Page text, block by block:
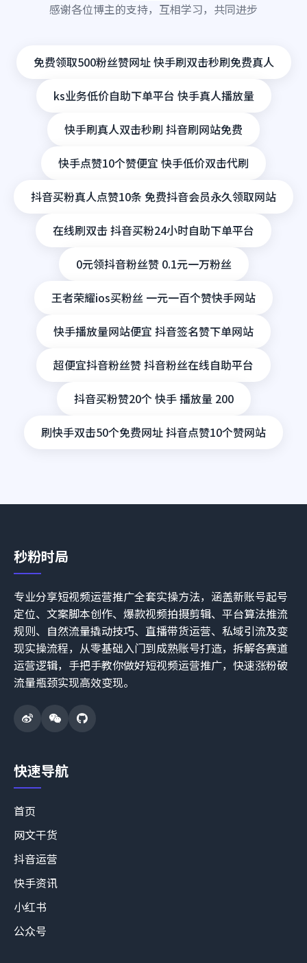
感谢各位博主的支持，互相学习，共同进步
免费领取500粉丝赞网址 快手刷双击秒刷免费真人
ks业务低价自助下单平台 快手真人播放量
快手刷真人双击秒刷 抖音刷网站免费
快手点赞10个赞便宜 快手低价双击代刷
抖音买粉真人点赞10条 免费抖音会员永久领取网站
在线刷双击 抖音买粉24小时自助下单平台
0元领抖音粉丝赞 0.1元一万粉丝
王者荣耀ios买粉丝 一元一百个赞快手网站
快手播放量网站便宜 抖音签名赞下单网站
超便宜抖音粉丝赞 抖音粉丝在线自助平台
抖音买粉赞20个 快手 播放量 200
刷快手双击50个免费网址 抖音点赞10个赞网站
秒粉时局
专业分享短视频运营推广全套实操方法，涵盖新账号起号
定位、文案脚本创作、爆款视频拍摄剪辑、平台算法推流
规则、自然流量撬动技巧、直播带货运营、私域引流及变
现实操流程，从零基础入门到成熟账号打造，拆解各赛道
运营逻辑，手把手教你做好短视频运营推广，快速涨粉破
流量瓶颈实现高效变现。
快速导航
首页
网文干货
抖音运营
快手资讯
小红书
公众号